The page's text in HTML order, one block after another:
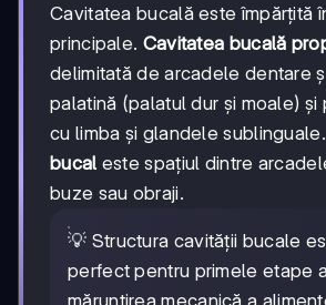
Cavitatea bucală este împărțită
principale. Cavitatea bucală
delimitată de arcadele dentare
palatină (palatul dur și moale) și
cu limba și glandele
bucal este spațiul dintre
buze sau obraji.
💡 Structura cavității bucale
perfect pentru primele etape
mărunțirea mecanică a